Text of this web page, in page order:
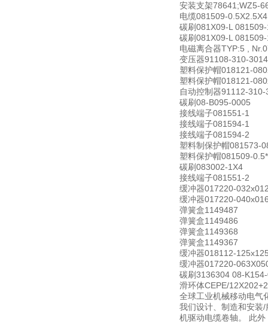
安装支架78641;WZ5-
电缆081509-
碳刷081X09-L
碳刷081X09-L
电磁离合器TYP:5 ,
变压器91108-310-
塑料保护帽018121-
塑料保护帽018121-
自动控制器91112-
碳刷08-B095-0005
接线端子081551-1
接线端子081594-1
接线端子081594-2
塑料制保护帽081573-
塑料保护帽081509-
碳刷083002-1X4
接线端子081551-2
缓冲器017220-
缓冲器017220-
弹簧盒1149487
弹簧盒1149486
弹簧盒1149368
弹簧盒1149367
缓冲器018112-
缓冲器017220-
碳刷3136304 08-
滑环体CEPE/
全球工业机械移动电气
我们设计、制造和安装
机驱动电缆卷轴。 此